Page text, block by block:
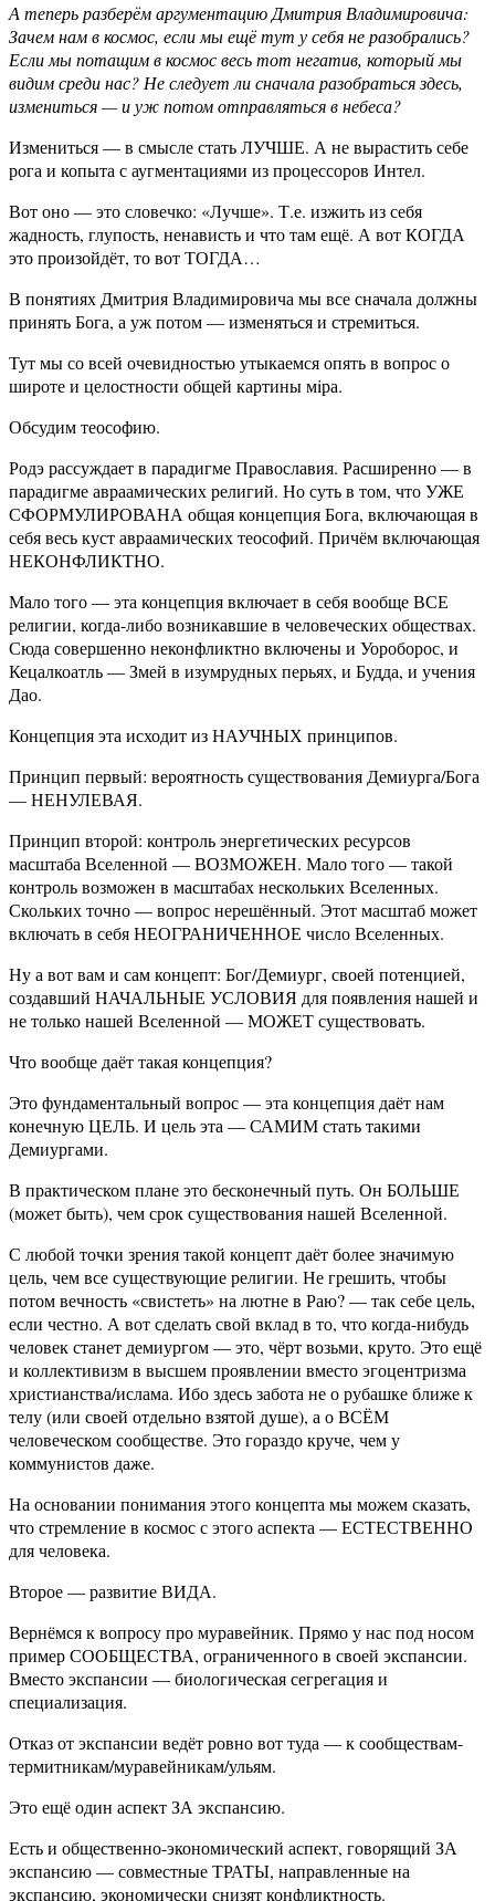
А теперь разберём аргументацию Дмитрия Владимировича:
Зачем нам в космос, если мы ещё тут у себя не разобрались?
Если мы потащим в космос весь тот негатив, который мы
видим среди нас? Не следует ли сначала разобраться здесь,
измениться — и уж потом отправляться в небеса?
Измениться — в смысле стать ЛУЧШЕ. А не вырастить себе
рога и копыта с аугментациями из процессоров Интел.
Вот оно — это словечко: «Лучше». Т.е. изжить из себя
жадность, глупость, ненависть и что там ещё. А вот КОГДА
это произойдёт, то вот ТОГДА…
В понятиях Дмитрия Владимировича мы все сначала должны
принять Бога, а уж потом — изменяться и стремиться.
Тут мы со всей очевидностью утыкаемся опять в вопрос о
широте и целостности общей картины мiра.
Обсудим теософию.
Родэ рассуждает в парадигме Православия. Расширенно — в
парадигме авраамических религий. Но суть в том, что УЖЕ
СФОРМУЛИРОВАНА общая концепция Бога, включающая в
себя весь куст авраамических теософий. Причём включающая
НЕКОНФЛИКТНО.
Мало того — эта концепция включает в себя вообще ВСЕ
религии, когда-либо возникавшие в человеческих обществах.
Сюда совершенно неконфликтно включены и Уороборос, и
Кецалкоатль — Змей в изумрудных перьях, и Будда, и учения
Дао.
Концепция эта исходит из НАУЧНЫХ принципов.
Принцип первый: вероятность существования Демиурга/Бога
— НЕНУЛЕВАЯ.
Принцип второй: контроль энергетических ресурсов
масштаба Вселенной — ВОЗМОЖЕН. Мало того — такой
контроль возможен в масштабах нескольких Вселенных.
Скольких точно — вопрос нерешённый. Этот масштаб может
включать в себя НЕОГРАНИЧЕННОЕ число Вселенных.
Ну а вот вам и сам концепт: Бог/Демиург, своей потенцией,
создавший НАЧАЛЬНЫЕ УСЛОВИЯ для появления нашей и
не только нашей Вселенной — МОЖЕТ существовать.
Что вообще даёт такая концепция?
Это фундаментальный вопрос — эта концепция даёт нам
конечную ЦЕЛЬ. И цель эта — САМИМ стать такими
Демиургами.
В практическом плане это бесконечный путь. Он БОЛЬШЕ
(может быть), чем срок существования нашей Вселенной.
С любой точки зрения такой концепт даёт более значимую
цель, чем все существующие религии. Не грешить, чтобы
потом вечность «свистеть» на лютне в Раю? — так себе цель,
если честно. А вот сделать свой вклад в то, что когда-нибудь
человек станет демиургом — это, чёрт возьми, круто. Это ещё
и коллективизм в высшем проявлении вместо эгоцентризма
христианства/ислама. Ибо здесь забота не о рубашке ближе к
телу (или своей отдельно взятой душе), а о ВСЁМ
человеческом сообществе. Это гораздо круче, чем у
коммунистов даже.
На основании понимания этого концепта мы можем сказать,
что стремление в космос с этого аспекта — ЕСТЕСТВЕННО
для человека.
Второе — развитие ВИДА.
Вернёмся к вопросу про муравейник. Прямо у нас под носом
пример СООБЩЕСТВА, ограниченного в своей экспансии.
Вместо экспансии — биологическая сегрегация и
специализация.
Отказ от экспансии ведёт ровно вот туда — к сообществам-
термитникам/муравейникам/ульям.
Это ещё один аспект ЗА экспансию.
Есть и общественно-экономический аспект, говорящий ЗА
экспансию — совместные ТРАТЫ, направленные на
экспансию, экономически снизят конфликтность.